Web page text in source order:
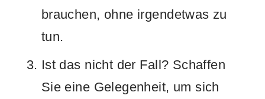
brauchen, ohne irgendetwas zu
tun.
Ist das nicht der Fall? Schaffen
Sie eine Gelegenheit, um sich